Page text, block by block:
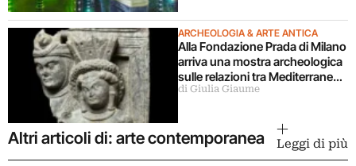
ARCHEOLOGIA & ARTE ANTICA
Alla Fondazione Prada di Milano
arriva una mostra archeologica
sulle relazioni tra Mediterraneo
e Asia
di Giulia Giaume
Altri articoli di: arte contemporanea Leggi di più